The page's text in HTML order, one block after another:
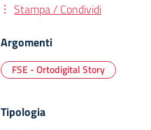
Stampa / Condividi
Argomenti
FSE - Ortodigital Story
Tipologia